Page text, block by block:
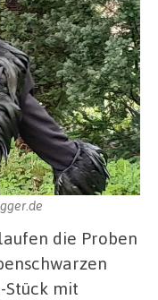
die Proben
Stück mit